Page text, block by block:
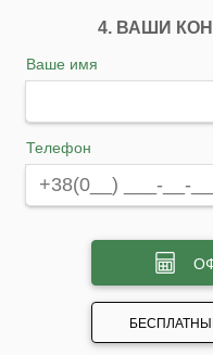
4. ВАШИ
Ваше имя
Телефон